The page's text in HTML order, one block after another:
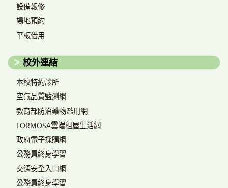
設備報修
場地預約
平板借用
校外連結
本校特約診所
空氣品質監測網
教育部防治藥物濫用網
FORMOSA雲端租屋生活網
政府電子採購網
公務員終身學習
交通安全入口網
公務員終身學習